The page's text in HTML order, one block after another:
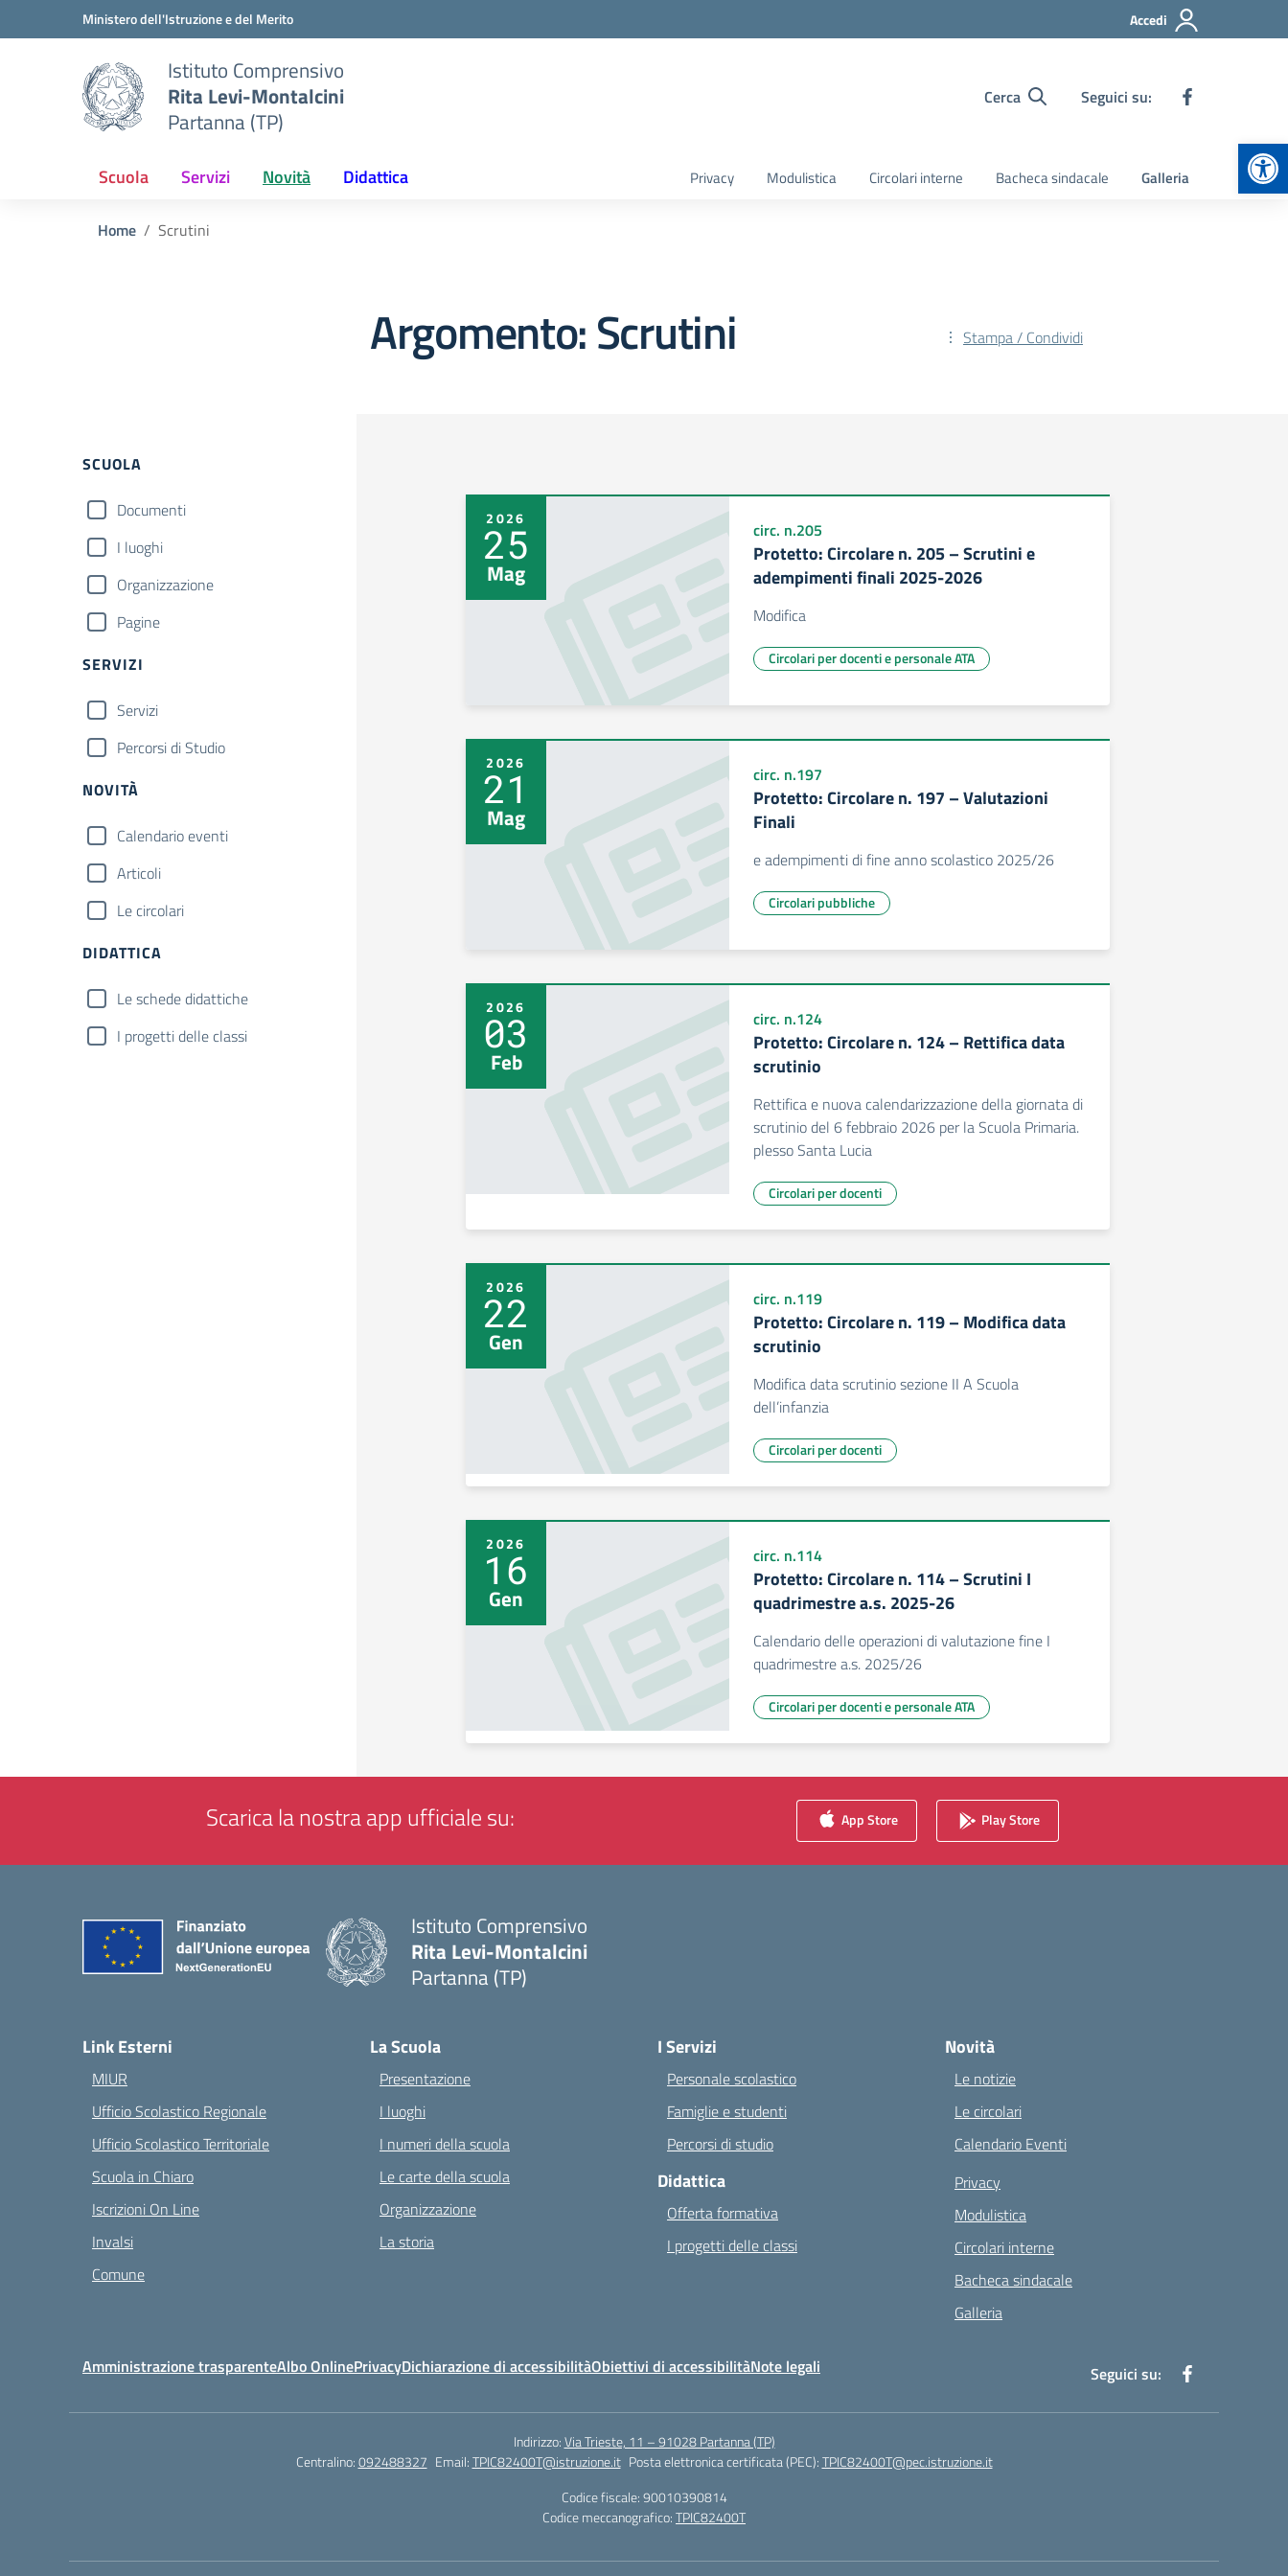
Vai ai contenuti
Vai al menu di navigazioneMinistero dell'Istruzione e del Merito Accedi
Istituto Comprensivo
Rita Levi-Montalcini
Partanna (TP)
Cerca Seguici su:
Scuola Servizi Novità Didattica Privacy Modulistica Circolari interne Bacheca sindacale Galleria
Home Scrutini
Argomento: Scrutini Stampa / Condividi
Filtri
SCUOLA
Documenti
I luoghi
Organizzazione
Pagine
SERVIZI
Servizi
Percorsi di Studio
NOVITÀ
Calendario eventi
Articoli
Le circolari
DIDATTICA
Le schede didattiche
I progetti delle classi
2026
25
Mag
circ. n.205
Protetto: Circolare n. 205 – Scrutini e
adempimenti finali 2025-2026
Modifica
Circolari per docenti e personale ATA
2026
21
Mag
circ. n.197
Protetto: Circolare n. 197 – Valutazioni
Finali
e adempimenti di fine anno scolastico 2025/26
Circolari pubbliche
2026
03
Feb
circ. n.124
Protetto: Circolare n. 124 – Rettifica data
scrutinio
Rettifica e nuova calendarizzazione della giornata di
scrutinio del 6 febbraio 2026 per la Scuola Primaria.
plesso Santa Lucia
Circolari per docenti
2026
22
Gen
circ. n.119
Protetto: Circolare n. 119 – Modifica data
scrutinio
Modifica data scrutinio sezione II A Scuola
dell’infanzia
Circolari per docenti
2026
16
Gen
circ. n.114
Protetto: Circolare n. 114 – Scrutini I
quadrimestre a.s. 2025-26
Calendario delle operazioni di valutazione fine I
quadrimestre a.s. 2025/26
Circolari per docenti e personale ATA
Scarica la nostra app ufficiale su: App Store Play Store
Istituto Comprensivo
Rita Levi-Montalcini
Partanna (TP)
Link Esterni
MIUR
Ufficio Scolastico Regionale
Ufficio Scolastico Territoriale
Scuola in Chiaro
Iscrizioni On Line
Invalsi
Comune
La Scuola
Presentazione
I luoghi
I numeri della scuola
Le carte della scuola
Organizzazione
La storia
I Servizi
Personale scolastico
Famiglie e studenti
Percorsi di studio
Didattica
Offerta formativa
I progetti delle classi
Novità
Le notizie
Le circolari
Calendario Eventi
Privacy
Modulistica
Circolari interne
Bacheca sindacale
Galleria
Amministrazione trasparenteAlbo OnlinePrivacyDichiarazione di accessibilitàObiettivi di accessibilitàNote legali Seguici su:
Indirizzo:Via Trieste, 11 – 91028 Partanna (TP)
Centralino:092488327 Email:TPIC82400T@istruzione.it Posta elettronica certificata (PEC):TPIC82400T@pec.istruzione.it
Codice fiscale: 90010390814
Codice meccanografico:TPIC82400T